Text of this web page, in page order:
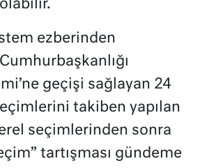
ezberinden
geçişi sağlayan 24
takiben yapılan
seçimlerinden sonra
tartışması gündeme